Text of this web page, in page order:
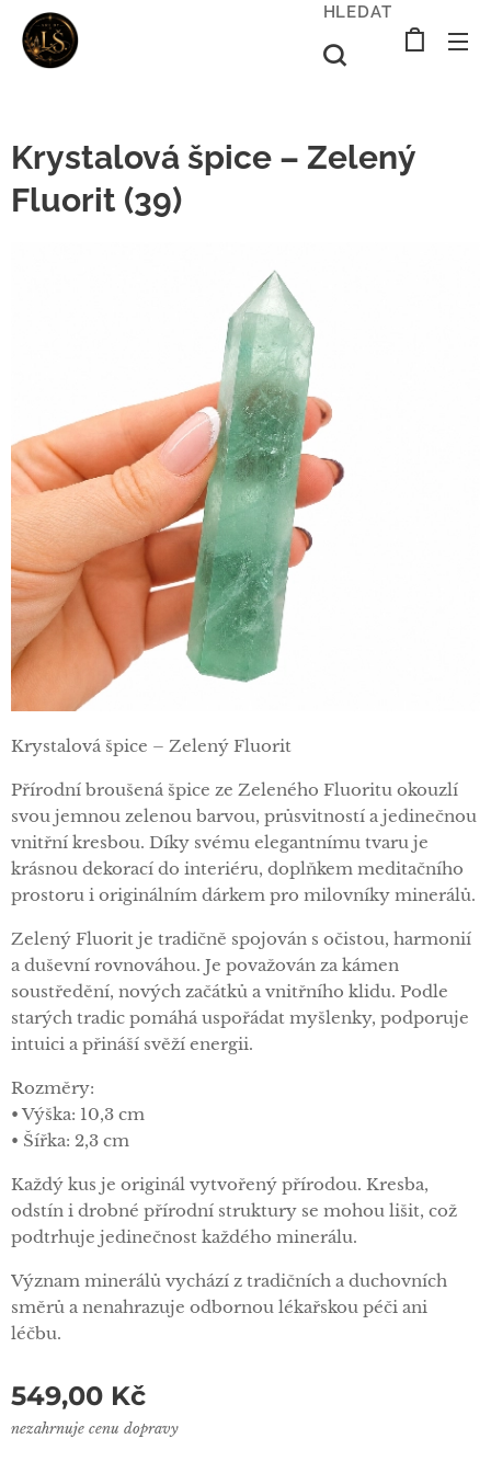
HLEDAT
Krystalová špice – Zelený
Fluorit (39)
Krystalová špice – Zelený Fluorit
Přírodní broušená špice ze Zeleného Fluoritu okouzlí
svou jemnou zelenou barvou, průsvitností a jedinečnou
vnitřní kresbou. Díky svému elegantnímu tvaru je
krásnou dekorací do interiéru, doplňkem meditačního
prostoru i originálním dárkem pro milovníky minerálů.
Zelený Fluorit je tradičně spojován s očistou, harmonií
a duševní rovnováhou. Je považován za kámen
soustředění, nových začátků a vnitřního klidu. Podle
starých tradic pomáhá uspořádat myšlenky, podporuje
intuici a přináší svěží energii.
Rozměry:
• Výška: 10,3 cm
• Šířka: 2,3 cm
Každý kus je originál vytvořený přírodou. Kresba,
odstín i drobné přírodní struktury se mohou lišit, což
podtrhuje jedinečnost každého minerálu.
Význam minerálů vychází z tradičních a duchovních
směrů a nenahrazuje odbornou lékařskou péči ani
léčbu.
549,00 Kč
nezahrnuje cenu dopravy